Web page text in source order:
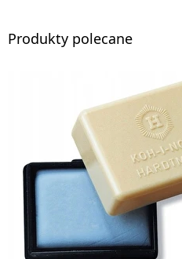
Produkty polecane